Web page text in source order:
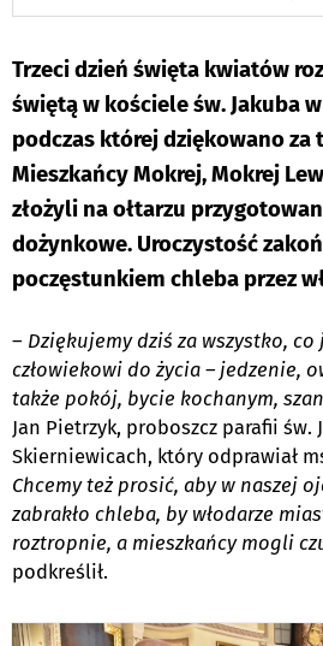
Trzeci dzień święta kwiatów
świętą w kościele św. Jakuba
podczas której dziękowano za
Mieszkańcy Mokrej, Mokrej
złożyli na ołtarzu
dożynkowe. Uroczystość
poczęstunkiem chleba przez
– Dziękujemy dziś za wszystko,
człowiekowi do życia – jedzenie,
także pokój, bycie kochanym,
Jan Pietrzyk, proboszcz parafii św.
Skierniewicach, który odprawiał
Chcemy też prosić, aby w naszej
zabrakło chleba, by włodarze
roztropnie, a mieszkańcy mogli
podkreślił.